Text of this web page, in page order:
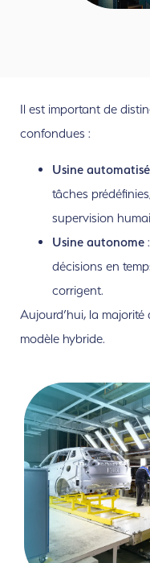
Il est important de
confondues :
Usine
tâches
supervision
Usine autonome
décisions en
corrigent.
Aujourd’hui, la
modèle hybride.